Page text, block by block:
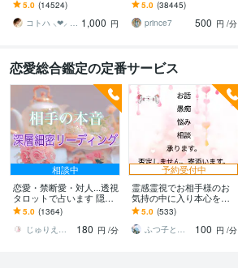
愛・夫婦問題…お悩みに
優しく寄り添います♡
5.0 (14524)
コトハ ⸜❤︎⸝ 新サービス提供開始✨️ 1,000 円
況、対象者との対話、祈
念
5.0 (38445)
prince7
500 円 /分
恋愛総合鑑定の定番サービス
相談中
恋愛・禁断愛・対人...透視
タロットで占います 隠さ
れた感情・今後の展開も
徹底鑑定。願いを叶えた
いあなたへ。
5.0 (1364)
じゅりえった✳︎GiulietTAROT
180 円 /分
予約受付中
霊感霊視でお相手様のお
気持の中に入り本心を視
ます 三代霊感家系に生ま
れました。皆様のお役に
立てればと思います
5.0 (533)
ふつ子と申します。
100 円 /分